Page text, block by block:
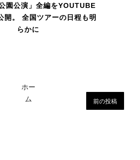
園公演」全編をYOUTUBE
開。 全国ツアーの日程も明
らかに
前の投稿
ホー
ム